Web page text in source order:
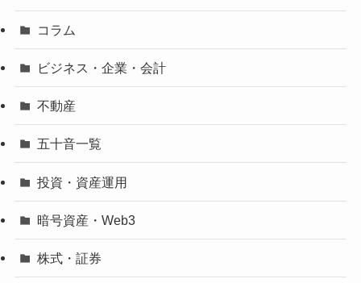
コラム
ビジネス・企業・会計
不動産
五十音一覧
投資・資産運用
暗号資産・Web3
株式・証券